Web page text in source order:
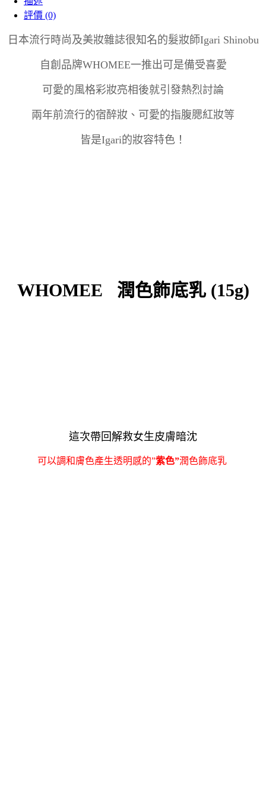
評價 (0)
日本流行時尚及美妝雜誌很知名的髮妝師Igari Shinobu
自創品牌WHOMEE一推出可是備受喜愛
可愛的風格彩妝亮相後就引發熱烈討論
兩年前流行的宿醉妝、可愛的指腹腮紅妝等
皆是Igari的妝容特色！
WHOMEE 潤色飾底乳 (15g)
這次帶回解救女生皮膚暗沈
可以調和膚色產生透明感的”紫色”潤色飾底乳